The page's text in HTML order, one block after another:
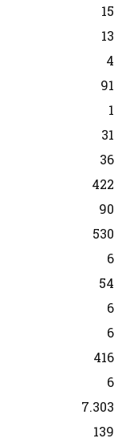
15
13
4
91
1
31
36
422
90
530
6
54
6
6
416
6
7.303
139